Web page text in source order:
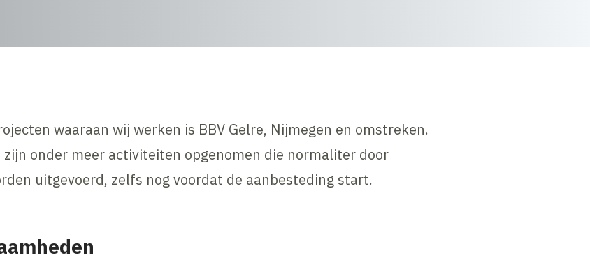
waaraan wij werken is BBV Gelre, Nijmegen en omstreken.
onder meer activiteiten opgenomen die normaliter door
uitgevoerd, zelfs nog voordat de aanbesteding start.